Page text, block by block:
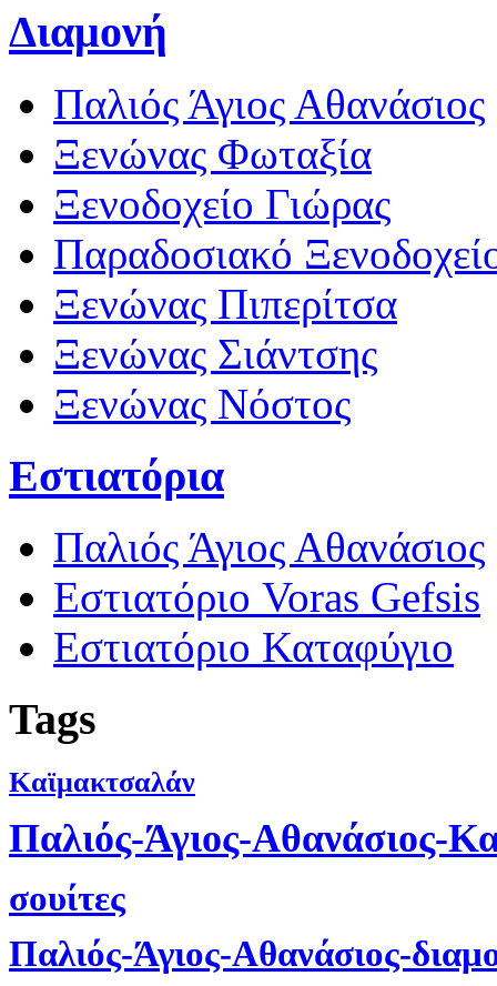
Διαμονή
Παλιός Άγιος Αθανάσιος
Ξενώνας Φωταξία
Ξενοδοχείο Γιώρας
Παραδοσιακό
Ξενώνας Πιπερίτσα
Ξενώνας Σιάντσης
Ξενώνας Νόστος
Εστιατόρια
Παλιός Άγιος Αθανάσιος
Εστιατόριο Voras Gefsis
Εστιατόριο Καταφύγιο
Tags
Καϊμακτσαλάν
Παλιός-Άγιος-Αθανάσιος-
σουίτες
Παλιός-Άγιος-Αθανάσιος-